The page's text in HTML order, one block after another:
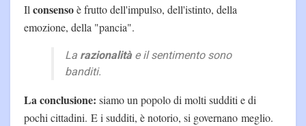
Ilconsensoè frutto dell'impulso, dell'istinto, della
emozione, della "pancia".
La razionalitàe il sentimento sono
banditi.
La conclusione: siamo un popolo di molti sudditi e di
pochi cittadini. E i sudditi, è notorio, si governano meglio.